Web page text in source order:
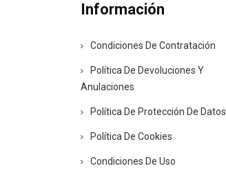
Información
Condiciones De Contratación
Política De Devoluciones Y
Anulaciones
Política De Protección De Datos
Política De Cookies
Condiciones De Uso